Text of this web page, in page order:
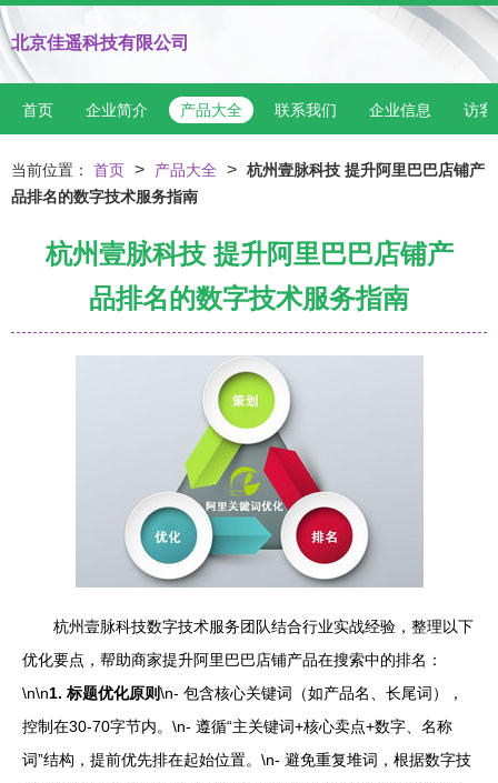
北京佳遥科技有限公司
首页 企业简介 产品大全 联系我们 企业信息 访客
当前位置： 首页 > 产品大全 > 杭州壹脉科技 提升阿里巴巴店铺产
品排名的数字技术服务指南
杭州壹脉科技 提升阿里巴巴店铺产
品排名的数字技术服务指南
杭州壹脉科技数字技术服务团队结合行业实战经验，整理以下
优化要点，帮助商家提升阿里巴巴店铺产品在搜索中的排名：
\n\n1. 标题优化原则\n- 包含核心关键词（如产品名、长尾词），
控制在30-70字节内。\n- 遵循“主关键词+核心卖点+数字、名称
词”结构，提前优先排在起始位置。\n- 避免重复堆词，根据数字技